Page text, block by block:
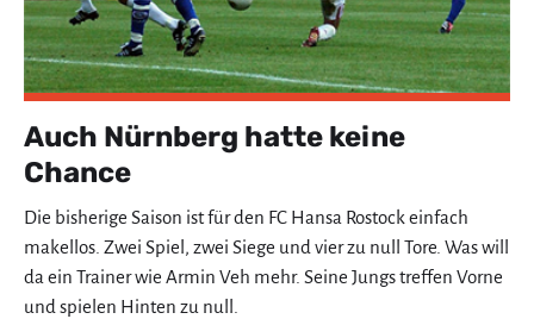
Auch Nürnberg hatte keine
Chance
Die bisherige Saison ist für den FC Hansa Rostock einfach
makellos. Zwei Spiel, zwei Siege und vier zu null Tore. Was will
da ein Trainer wie Armin Veh mehr. Seine Jungs treffen Vorne
und spielen Hinten zu null.